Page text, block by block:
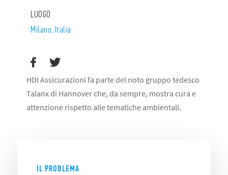
LUOGO
Milano, Italia
HDI Assicurazioni fa parte del noto gruppo tedesco
Talanx di Hannover che, da sempre, mostra cura e
attenzione rispetto alle tematiche ambientali.
IL PROBLEMA